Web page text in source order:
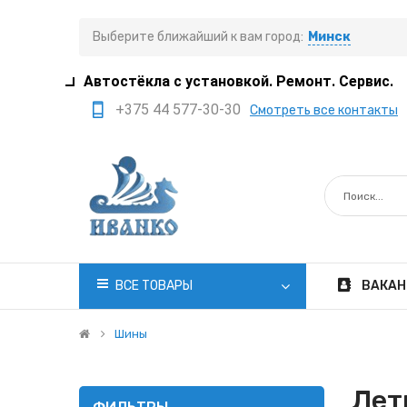
Выберите ближайший к вам город: Минск
Автостёкла с установкой. Ремонт. Сервис.
+375 44 577-30-30
Смотреть все контакты
+375 29 705-41-21
+375 17 397-05-85
office@ivanko.by
Минск, переулок
Промышленный,8/5
Вс. 8:30 - 18:00
ВСЕ ТОВАРЫ
Шины